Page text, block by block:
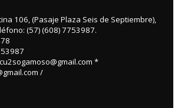
106, (Pasaje Plaza Seis de Septiembre),
(57) (608) 7753987.
*
/